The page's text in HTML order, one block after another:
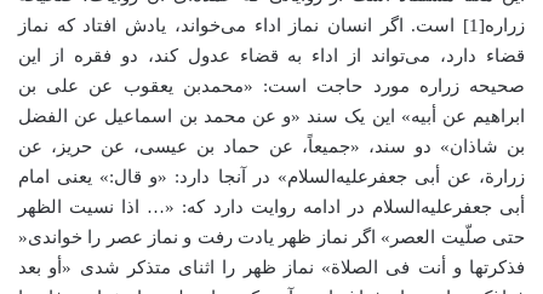
زراره[1] است. اگر انسان نماز اداء می‌خواند، یادش افتاد که نماز
قضاء دارد، می‌تواند از اداء به قضاء عدول کند، دو فقره از این
صحیحه زراره مورد حاجت است: «محمدبن یعقوب عن علی بن
ابراهیم عن أبیه» این یک سند «و عن محمد بن اسماعیل عن الفضل
بن شاذان» دو سند، «جمیعاً، عن حماد بن عیسی، عن حریز، عن
زرارة، عن أبی جعفر‌علیه‌السلام» در آنجا دارد: «و قال:» یعنی امام
أبی جعفر‌علیه‌السلام در ادامه روایت دارد که: «… اذا نسیت الظهر
حتی صلّیت العصر» اگر نماز ظهر یادت رفت و نماز عصر را خواندی«
فذکرتها و أنت فی الصلاة» نماز ظهر را اثنای متذکر شدی «أو بعد